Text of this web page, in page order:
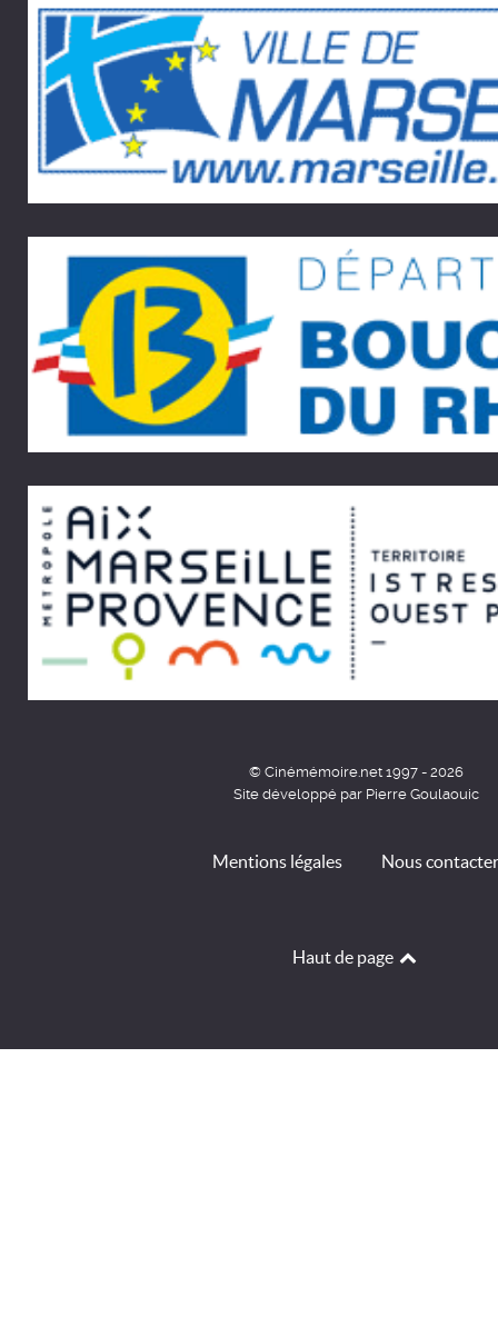
© Cinémémoire.net 1997 - 2026
Site développé par Pierre Goulaouic
Mentions légales Nous contacter
Haut de page